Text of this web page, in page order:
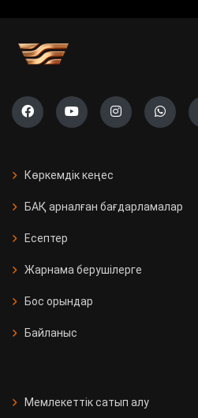
Көркемдік кеңес
БАҚ арналған бағдарламалар
Есептер
Жарнама берушілерге
Бос орындар
Байланыс
Мемлекеттік сатып алу